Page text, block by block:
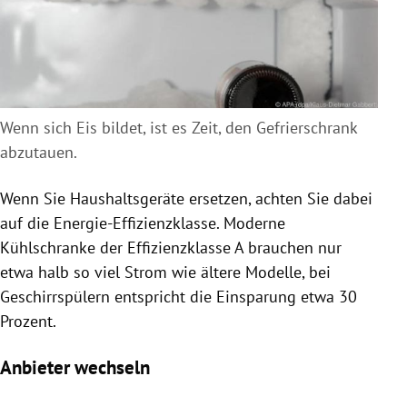
Wenn sich Eis bildet, ist es Zeit, den Gefrierschrank
abzutauen.
Wenn Sie Haushaltsgeräte ersetzen, achten Sie dabei
auf die Energie-Effizienzklasse. Moderne
Kühlschranke der Effizienzklasse A brauchen nur
etwa halb so viel Strom wie ältere Modelle, bei
Geschirrspülern entspricht die Einsparung etwa 30
Prozent.
Anbieter wechseln